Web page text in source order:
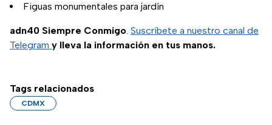
Figuas monumentales para jardín
adn40 Siempre Conmigo. Suscríbete a nuestro canal de
Telegram y lleva la información en tus manos.
Tags relacionados
CDMX